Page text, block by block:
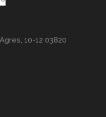
10-12 03820